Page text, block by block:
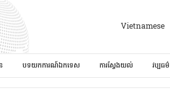
Vietnamese
បទយកការណ៍ឯកទេស ការស្វែងយល់ វប្បធម៌